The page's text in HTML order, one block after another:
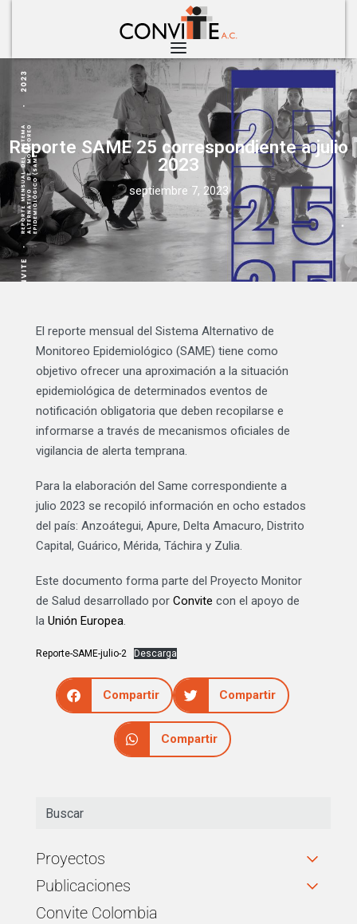
Reporte SAME 25 correspondiente a julio
2023
septiembre 7, 2023
El reporte mensual del Sistema Alternativo de
Monitoreo Epidemiológico (SAME) tiene como
objetivo ofrecer una aproximación a la situación
epidemiológica de determinados eventos de
notificación obligatoria que deben recopilarse e
informarse a través de mecanismos oficiales de
vigilancia de alerta temprana.
Para la elaboración del Same correspondiente a
julio 2023 se recopiló información en ocho estados
del país: Anzoátegui, Apure, Delta Amacuro, Distrito
Capital, Guárico, Mérida, Táchira y Zulia.
Este documento forma parte del Proyecto Monitor
de Salud desarrollado por Convite con el apoyo de
la Unión Europea.
Reporte-SAME-julio-2 Descarga
Compartir Compartir
Compartir
Proyectos
Publicaciones
Convite Colombia